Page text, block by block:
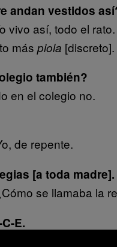
andan vestidos
vivo así, todo el
más piola [discreto].
también?
en el colegio no.
de repente.
[a toda madre].
se llamaba la
E.